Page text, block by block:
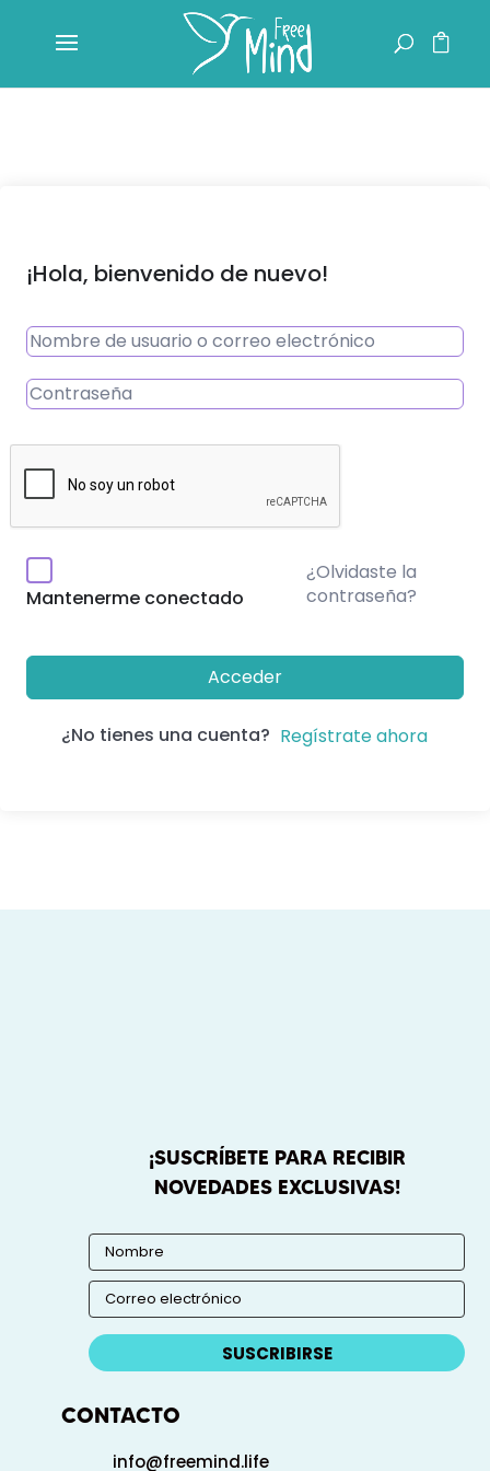
¡Hola, bienvenido de nuevo!
Mantenerme conectado
¿Olvidaste la
contraseña?
Acceder
¿No tienes una cuenta? Regístrate ahora
¡SUSCRÍBETE PARA RECIBIR
NOVEDADES EXCLUSIVAS!
SUSCRIBIRSE
CONTACTO
info@freemind.life